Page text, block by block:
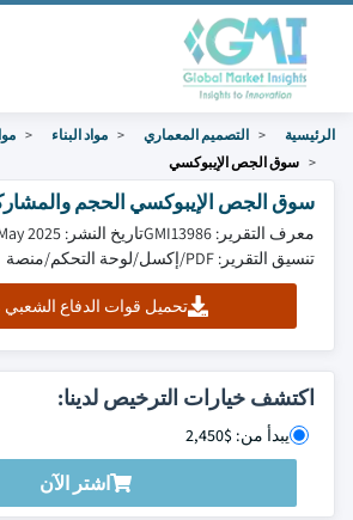
الرئيسية التصميم المعماري مواد البناء
سوق الجص الإيبوكسي
سوق الجص الإيبوكسي الحجم والمشاركة 2025 -
معرف التقرير: GMI13986
تاريخ النشر: May 2025
تنسيق التقرير: PDF/إكسل/لوحة التحكم/منصة
تحميل قوات الدفاع الشعبي
اكتشف خيارات الترخيص لدينا:
يبدأ من: $2,450
اشتر الآن